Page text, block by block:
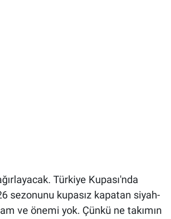
Türkiye Kupası'nda
sezonunu kupasız kapatan siyah-
ve önemi yok. Çünkü ne takımın